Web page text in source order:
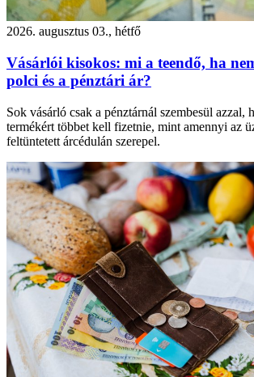
2026. augusztus 03., hétfő
Vásárlói kisokos: mi a teendő, ha
polci és a pénztári ár?
Sok vásárló csak a pénztárnál szembesül azzal,
termékért többet kell fizetnie, mint amennyi az
feltüntetett árcédulán szerepel.